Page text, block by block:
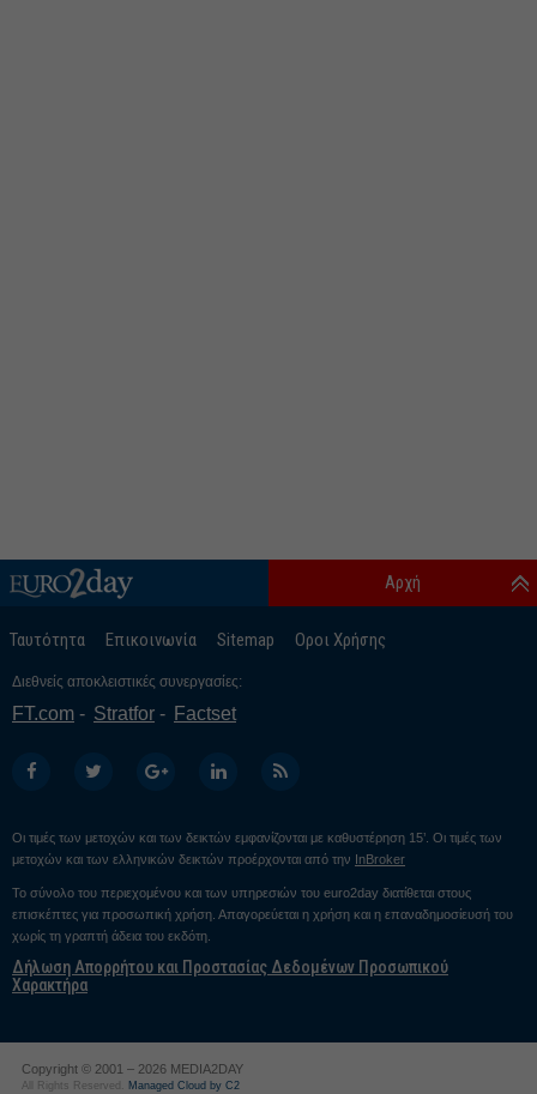
Ταυτότητα Επικοινωνία Sitemap Οροι Χρήσης
Αρχή
Διεθνείς αποκλειστικές συνεργασίες:
FT.com Stratfor Factset
Οι τιμές των μετοχών και των δεικτών εμφανίζονται με καθυστέρηση 15’. Οι τιμές των
μετοχών και των ελληνικών δεικτών προέρχονται από την InBroker
Το σύνολο του περιεχομένου και των υπηρεσιών του euro2day διατίθεται στους
επισκέπτες για προσωπική χρήση. Απαγορεύεται η χρήση και η επαναδημοσίευσή του
χωρίς τη γραπτή άδεια του εκδότη.
Δήλωση Απορρήτου και Προστασίας Δεδομένων Προσωπικού
Χαρακτήρα
Copyright © 2001 – 2026 MEDIA2DAY
All Rights Reserved. Managed Cloud by C2